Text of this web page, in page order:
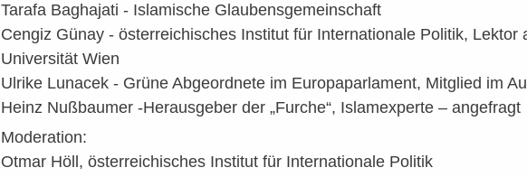
Tarafa Baghajati - Islamische Glaubensgemeinschaft
Cengiz Günay - österreichisches Institut für Internationale Politik,
Universität Wien
Ulrike Lunacek - Grüne Abgeordnete im Europaparlament, Mitglied im
Heinz Nußbaumer -Herausgeber der „Furche“, Islamexperte – angefragt
Moderation:
Otmar Höll, österreichisches Institut für Internationale Politik